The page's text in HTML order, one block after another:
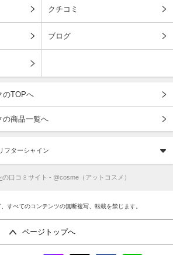
クチコミ
ブログ
のTOPへ
の商品一覧へ
フターシャイン
の口コミサイト - @cosme（アットコスメ）
すべてのコンテンツの無断複写、転載を禁じます。
ページトップへ